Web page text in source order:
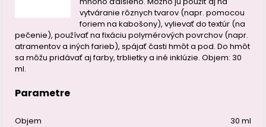
vytváranie rôznych tvarov (napr. pomocou
foriem na kabošony), vylievať do textúr (na
pečenie), používať na fixáciu polymérových povrchov (napr.
atramentov a iných farieb), spájať časti hmôt a pod. Do hmôt
sa môžu pridávať aj farby, trblietky a iné inklúzie. Objem: 30
ml.
Parametre
Objem 30 ml